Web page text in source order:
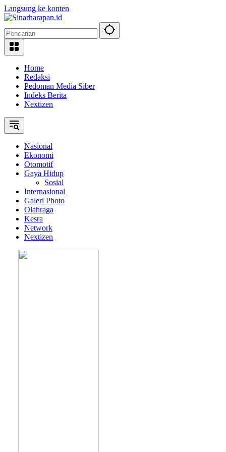
Langsung ke konten
Home
Redaksi
Pedoman Media Siber
Indeks Berita
Nextizen
Nasional
Ekonomi
Otomotif
Gaya Hidup
Sosial
Internasional
Galeri Photo
Olahraga
Kesra
Network
Nextizen